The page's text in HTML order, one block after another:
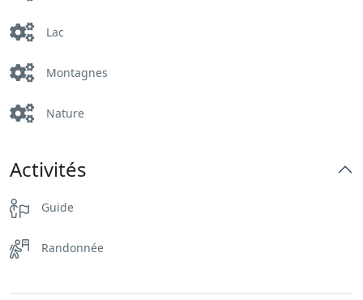
Lac
Montagnes
Nature
Activités
Guide
Randonnée